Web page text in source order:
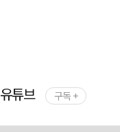
유튜브 구독 +